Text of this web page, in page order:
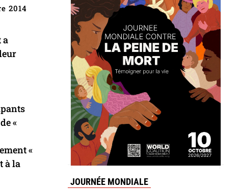
2014
a
«
«
à la
JOURNÉE MONDIALE